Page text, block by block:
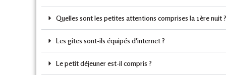
Quelles sont les petites attentions comprises la 1ère nuit ?
Les gites sont-ils équipés d'internet ?
Le petit déjeuner est-il compris ?